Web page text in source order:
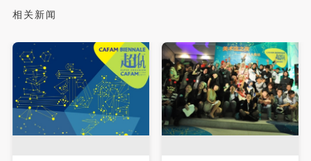
相关新闻
（3）、本协议包括纸质档和电子档，纸质档—式二
份，甲乙双方各执一份，均具有同等法律效力。
活动参与者意味着接受并承担本协议的全部义务，未
同意者意味着放弃参加此次活动的权利。凡参加这次
活动前，必须事先与自己的家属沟通，取得家属同
意，同时知晓并同意本免责声明。参加者签名/勾选
后，视作其家属也已知晓并同意。
（3）、本协议包括纸质档和电子档，纸质档—式二
份，甲乙双方各执一份，均具有同等法律效力。
活动参与者意味着接受并承担本协议的全部义务，未
同意者意味着放弃参加此次活动的权利。凡参加这次
活动前，必须事先与自己的家属沟通，取得家属同
意，同时知晓并同意本免责声明。参加者签名/勾选
后，视作其家属也已知晓并同意。
（3）、本协议包括纸质档和电子档，纸质档—式二
份，甲乙双方各执一份，均具有同等法律效力。
活动参与者意味着接受并承担本协议的全部义务，未
同意者意味着放弃参加此次活动的权利。凡参加这次
活动前，必须事先与自己的家属沟通，取得家属同
意，同时知晓并同意本免责声明。参加者签名/勾选
后，视作其家属也已知晓并同意。